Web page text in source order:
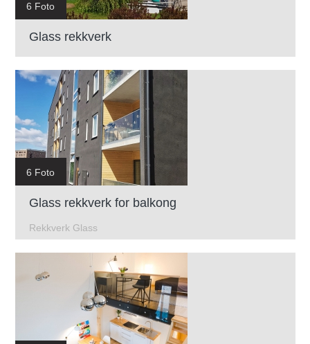
6 Foto
Glass rekkverk
6 Foto
Glass rekkverk for balkong
Rekkverk Glass